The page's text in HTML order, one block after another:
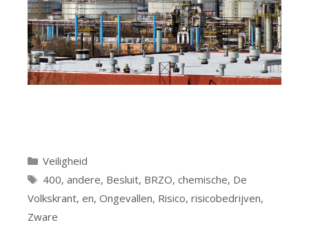
Categorieën
Veiligheid
Tags
400, andere, Besluit, BRZO, chemische, De
Volkskrant, en, Ongevallen, Risico, risicobedrijven,
Zware